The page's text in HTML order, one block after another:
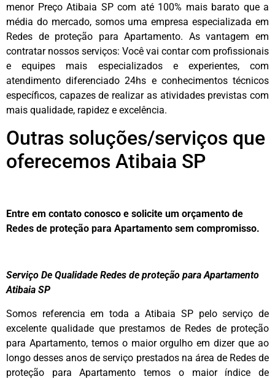
menor Preço Atibaia SP com até 100% mais barato que a
média do mercado, somos uma empresa especializada em
Redes de proteção para Apartamento. As vantagem em
contratar nossos serviços: Você vai contar com profissionais
e equipes mais especializados e experientes, com
atendimento diferenciado 24hs e conhecimentos técnicos
específicos, capazes de realizar as atividades previstas com
mais qualidade, rapidez e excelência.
Outras soluções/serviços que
oferecemos Atibaia SP
Entre em contato conosco e solicite um orçamento de
Redes de proteção para Apartamento sem compromisso.
Serviço De Qualidade Redes de proteção para Apartamento
Atibaia SP
Somos referencia em toda a Atibaia SP pelo serviço de
excelente qualidade que prestamos de Redes de proteção
para Apartamento, temos o maior orgulho em dizer que ao
longo desses anos de serviço prestados na área de Redes de
proteção para Apartamento temos o maior índice de